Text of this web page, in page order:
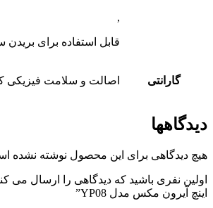
,
قابل استفاده برای
گارانتی اصالت و سلامت فیزیکی
دیدگاهها
هیچ دیدگاهی برای این محصول نوشته نشده
اینچ آیرون مکس مدل YP08”